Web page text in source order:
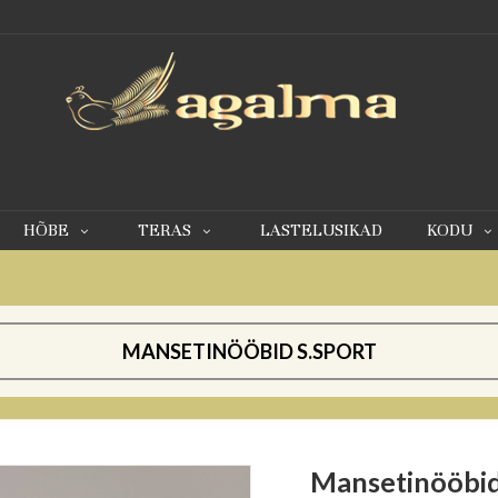
HÕBE TERAS LASTELUSIKAD KODU
MANSETINÖÖBID S.SPORT